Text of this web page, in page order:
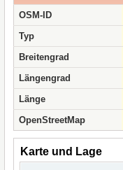
OSM-ID
Typ
Breitengrad
Längengrad
Länge
OpenStreetMap
Karte und Lage